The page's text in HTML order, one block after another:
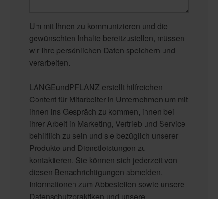
Um mit Ihnen zu kommunizieren und die
gewünschten Inhalte bereitzustellen, müssen
wir Ihre persönlichen Daten speichern und
verarbeiten.
LANGEundPFLANZ erstellt hilfreichen
Content für Mitarbeiter in Unternehmen um mit
ihnen ins Gespräch zu kommen, ihnen bei
ihrer Arbeit in Marketing, Vertrieb und Service
behilflich zu sein und sie bezüglich unserer
Produkte und Dienstleistungen zu
kontaktieren. Sie können sich jederzeit von
diesen Benachrichtigungen abmelden.
Informationen zum Abbestellen sowie unsere
Datenschutzpraktiken und unsere